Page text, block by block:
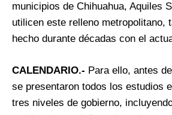
municipios de Chihuahua, Aquiles
utilicen este relleno metropolitano,
hecho durante décadas con el
CALENDARIO.- Para ello, antes
se presentaron todos los estudios
tres niveles de gobierno,